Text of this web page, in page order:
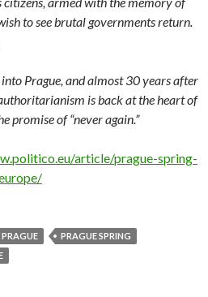
to see brutal governments return.
Prague, and almost 30 years after
is back at the heart of
promise of “never again.”
article/prague-spring-
PRAGUE
PRAGUE SPRING